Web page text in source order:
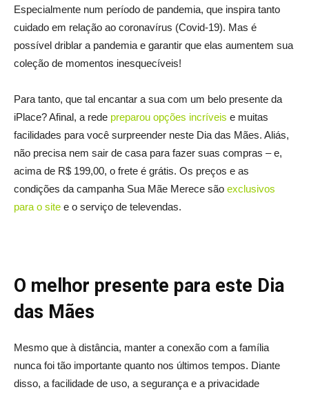
Especialmente num período de pandemia, que inspira tanto
cuidado em relação ao coronavírus (Covid-19). Mas é
possível driblar a pandemia e garantir que elas aumentem sua
coleção de momentos inesquecíveis!
Para tanto, que tal encantar a sua com um belo presente da
iPlace? Afinal, a rede preparou opções incríveis e muitas
facilidades para você surpreender neste Dia das Mães. Aliás,
não precisa nem sair de casa para fazer suas compras – e,
acima de R$ 199,00, o frete é grátis. Os preços e as
condições da campanha Sua Mãe Merece são exclusivos
para o site e o serviço de televendas.
O melhor presente para este Dia
das Mães
Mesmo que à distância, manter a conexão com a família
nunca foi tão importante quanto nos últimos tempos. Diante
disso, a facilidade de uso, a segurança e a privacidade